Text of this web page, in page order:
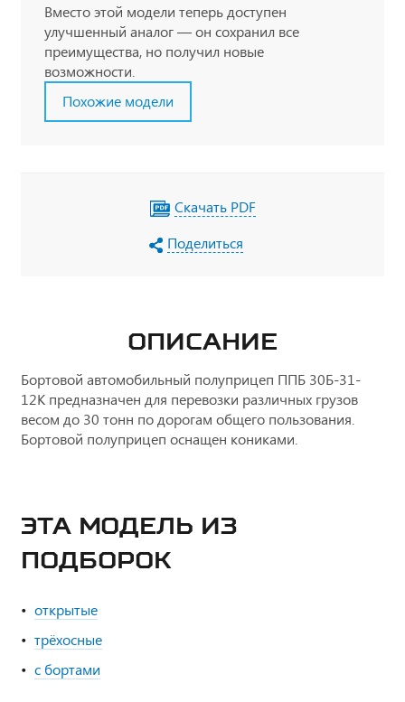
Вместо этой модели теперь доступен
улучшенный аналог — он сохранил все
преимущества, но получил новые
возможности.
Похожие модели
Скачать PDF
Поделиться
ОПИСАНИЕ
Бортовой автомобильный полуприцеп ППБ 30Б-31-
12К предназначен для перевозки различных грузов
весом до 30 тонн по дорогам общего пользования.
Бортовой полуприцеп оснащен кониками.
ЭТА МОДЕЛЬ ИЗ
ПОДБОРОК
открытые
трёхосные
с бортами